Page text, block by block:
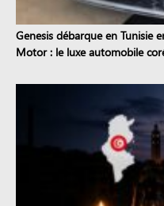
Genesis débarque en Tunisie
Motor : le luxe automobile